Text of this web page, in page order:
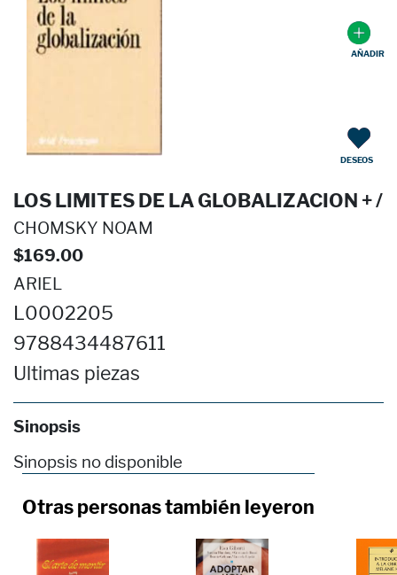
LOS LIMITES DE LA GLOBALIZACION + /
CHOMSKY NOAM
$169.00
ARIEL
L0002205
9788434487611
Ultimas piezas
Sinopsis
AÑADIR
DESEOS
Sinopsis no disponible
Otras personas también leyeron